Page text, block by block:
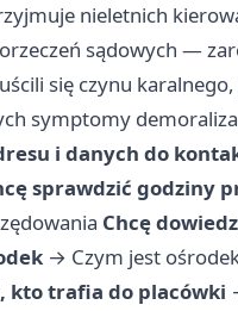
nieletnich
sądowych —
się czynu karalnego,
symptomy
i danych do
sprawdzić godziny
Chcę
→ Czym jest
kto trafia do placówki